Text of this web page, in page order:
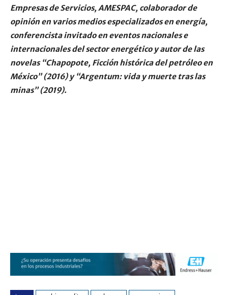
Empresas de Servicios, AMESPAC, colaborador de
opinión en varios medios especializados en energía,
conferencista invitado en eventos nacionales e
internacionales del sector energético y autor de las
novelas “Chapopote, Ficción histórica del petróleo en
México” (2016) y “Argentum: vida y muerte tras las
minas” (2019).